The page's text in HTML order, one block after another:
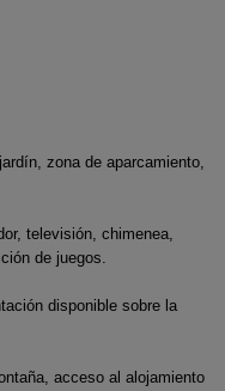
zona de aparcamiento,
televisión, chimenea,
de juegos.
disponible sobre la
acceso al alojamiento